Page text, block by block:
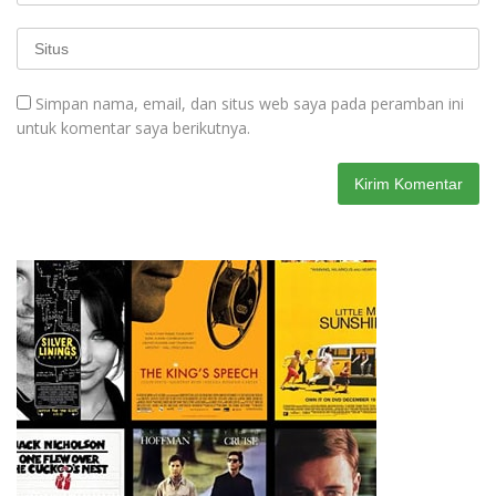
Simpan nama, email, dan situs web saya pada peramban ini
untuk komentar saya berikutnya.